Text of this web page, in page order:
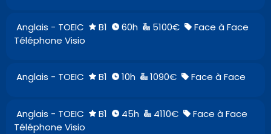
Anglais - TOEIC B1 60h 5100€
Face à Face
Téléphone Visio
Anglais - TOEIC B1 10h 1090€ Face à Face
Anglais - TOEIC B1 45h 4110€
Face à Face
Téléphone Visio